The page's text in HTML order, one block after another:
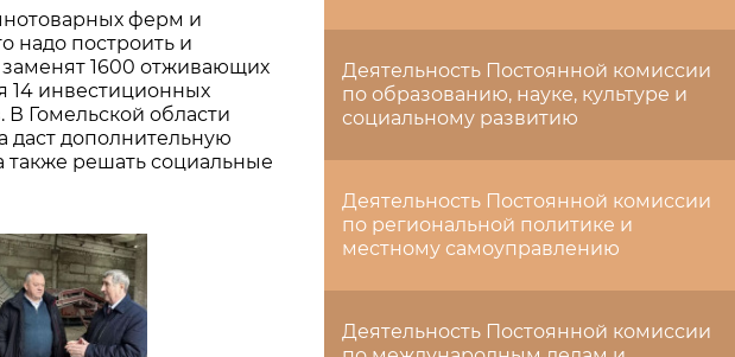
ферм и
надо построить и
1600 отживающих
14 инвестиционных
В Гомельской области
даст дополнительную
также решать социальные
Деятельность Постоянной комиссии
по образованию, науке, культуре и
социальному развитию
Деятельность Постоянной комиссии
по региональной политике и
местному самоуправлению
Деятельность Постоянной комиссии